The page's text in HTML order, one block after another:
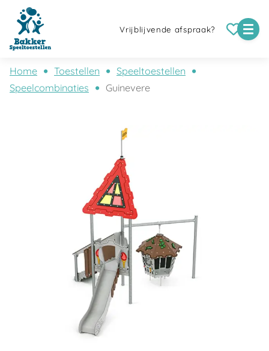
Vrijblijvende afspraak?
Home Toestellen
Speeltoestellen
Speelcombinaties
Guinevere